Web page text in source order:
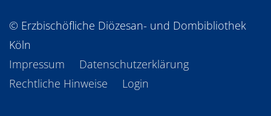
© Erzbischöfliche Diözesan- und Dombibliothek
Köln
Impressum
Datenschutzerklärung
Rechtliche Hinweise
Login